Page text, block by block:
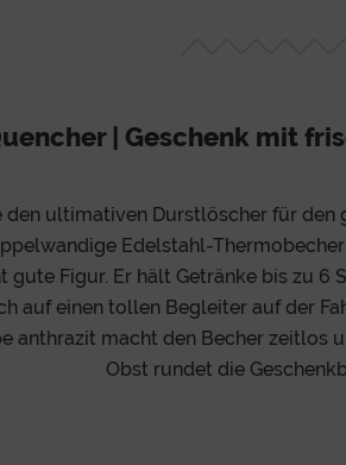
| Geschenk mit
den ultimativen Durstlöscher für den
Edelstahl-
gute Figur. Er hält Getränke bis zu
auf einen tollen Begleiter auf der
anthrazit macht den Becher zeitlos
Obst rundet die